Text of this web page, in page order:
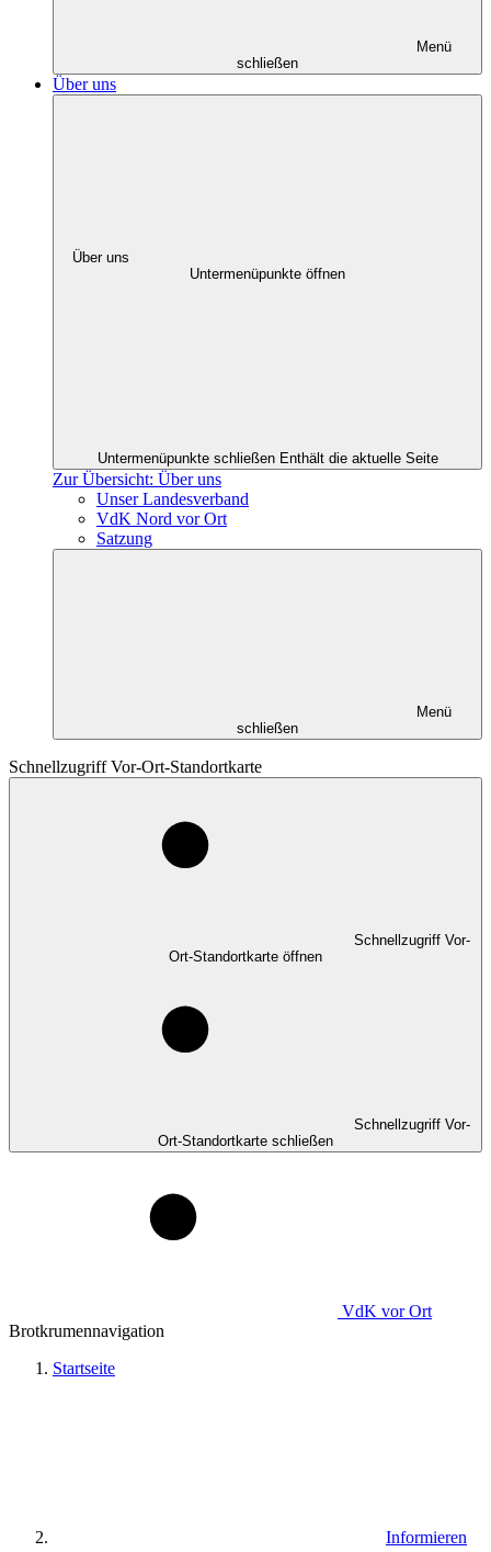
Menü
schließen
Über uns
Über uns
Untermenüpunkte öffnen
Untermenüpunkte schließen Enthält die aktuelle Seite
Zur Übersicht: Über uns
Unser Landesverband
VdK Nord vor Ort
Satzung
Menü
schließen
Schnellzugriff Vor-Ort-Standortkarte
Schnellzugriff Vor-
Ort-Standortkarte öffnen
Schnellzugriff Vor-
Ort-Standortkarte schließen
VdK vor Ort
Brotkrumennavigation
Startseite
Informieren